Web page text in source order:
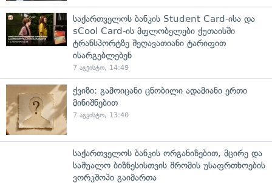
საქართველოს ბანკის Student Card-ისა და
sCool Card-ის მფლობელები ქუთაისში
ტრანსპორტზე შეღავათიანი ტარიფით
ისარგებლებენ
7 აგვისტო, 14:49
ქვიზი: გამოიცანი ცნობილი ადამიანი ერთი
მინიშნებით
7 აგვისტო, 13:40
საქართველოს ბანკის ორგანიზებით, მცირე და
საშუალო ბიზნესისთვის შრომის უსაფრთხოების
ვორკშოპი გაიმართა